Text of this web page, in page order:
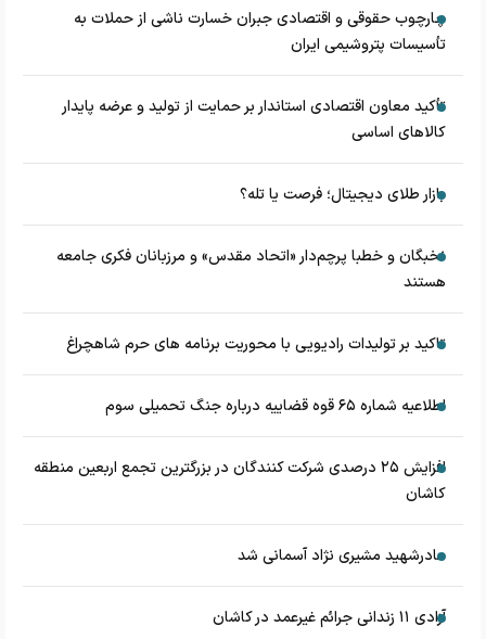
چارچوب حقوقی و اقتصادی جبران خسارت ناشی از حملات به
تأسیسات پتروشیمی ایران
تأکید معاون اقتصادی استاندار بر حمایت از تولید و عرضه پایدار
کالاهای اساسی
بازار طلای دیجیتال؛ فرصت یا تله؟
نخبگان و خطبا پرچم‌دار «اتحاد مقدس» و مرزبانان فکری جامعه
هستند
تاکید بر تولیدات رادیویی با محوریت برنامه های حرم شاهچراغ
اطلاعیه شماره ۶۵ قوه قضاییه درباره جنگ تحمیلی سوم
افزایش ۲۵ درصدی شرکت کنندگان در بزرگترین تجمع اربعین منطقه
کاشان
مادرشهید مشیری نژاد آسمانی شد
آزادی ۱۱ زندانی جرائم غیرعمد در کاشان